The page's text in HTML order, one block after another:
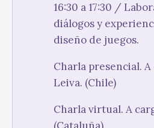
16:30 a 17:30 /
diálogos y
diseño de juegos.
Charla presencial.
Leiva. (Chile)
Charla virtual. A